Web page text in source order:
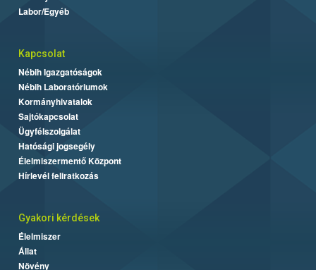
Labor/Egyéb
Kapcsolat
Nébih Igazgatóságok
Nébih Laboratóriumok
Kormányhivatalok
Sajtókapcsolat
Ügyfélszolgálat
Hatósági jogsegély
Élelmiszermentő Központ
Hírlevél feliratkozás
Gyakori kérdések
Élelmiszer
Állat
Növény